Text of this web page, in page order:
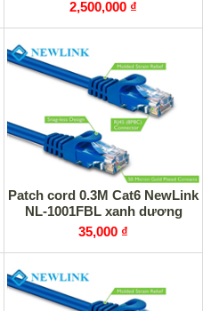
2,500,000 ₫
Patch cord 0.3M Cat6 NewLink
NL-1001FBL xanh dương
35,000 ₫